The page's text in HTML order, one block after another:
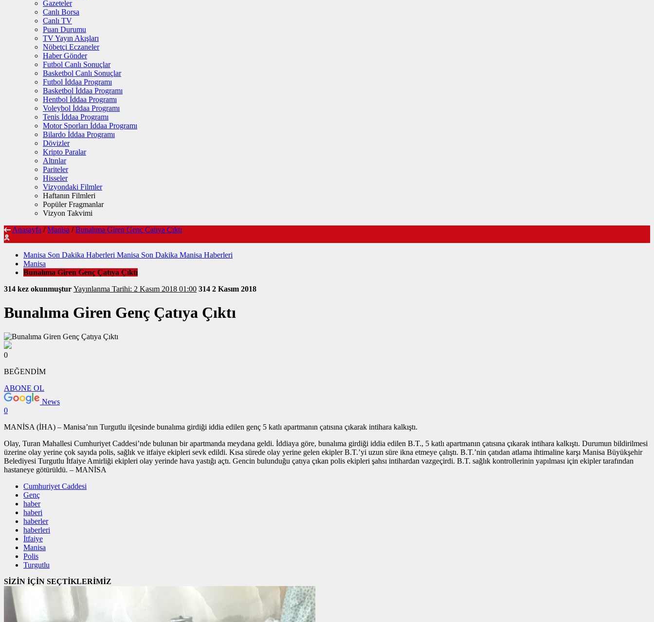
Gazeteler
Canlı Borsa
Canlı TV
Puan Durumu
TV Yayın Akışları
Nöbetçi Eczaneler
Haber Gönder
Futbol Canlı Sonuçlar
Basketbol Canlı Sonuçlar
Futbol İddaa Programı
Basketbol İddaa Programı
Hentbol İddaa Programı
Voleybol İddaa Programı
Tenis İddaa Programı
Motor Sporları İddaa Programı
Bilardo İddaa Programı
Dövizler
Kripto Paralar
Altınlar
Pariteler
Hisseler
Vizyondaki Filmler
Haftanın Filmleri
Popüler Fragmanlar
Vizyon Takvimi
Anasayfa / Manisa / Bunalıma Giren Genç Çatıya Çıktı
Manisa Son Dakika Haberleri Manisa Son Dakika Manisa Haberleri
Manisa
Bunalıma Giren Genç Çatıya Çıktı
314 kez okunmuştur Yayınlanma Tarihi: 2 Kasım 2018 01:00 314 2 Kasım 2018
Bunalıma Giren Genç Çatıya Çıktı
0
BEĞENDİM
ABONE OL
News
0
MANİSA (İHA) – Manisa’nın Turgutlu ilçesinde bunalıma girdiği iddia edilen genç 5 katlı apartmanın çatısına çıkarak intihara kalkıştı.
Olay, Turan Mahallesi Cumhuriyet Caddesi’nde bulunan bir apartmanda meydana geldi. İddiaya göre, bunalıma girdiği iddia edilen B.T., 5 katlı apartmanın çatısına çıkarak intihara kalkıştı. Durumun bildirilmesi
üzerine olay yerine çok sayıda polis, sağlık ve itfaiye ekipleri sevk edildi. Kısa sürede olay yerine gelen ekipler B.T.’yi uzun süre ikna etmeye çalıştı. B.T.’nin çatıdan atlama ihtimaline karşı Manisa Büyükşehir
Belediyesi Turgutlu İtfaiye Amirliği ekipleri olay yerinde hava yastığı açtı. Gencin bulunduğu çatıya çıkan polis ekipleri şahsı intihardan vazgeçirdi. B.T. sağlık kontrollerinin yapılması için ekipler tarafından
hastaneye götürüldü. – MANİSA
Cumhuriyet Caddesi
Genç
haber
haberi
haberler
haberleri
İtfaiye
Manisa
Polis
Turgutlu
SİZİN İÇİN SEÇTİKLERİMİZ